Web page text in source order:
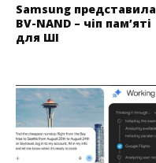
Samsung представила
BV-NAND – чіп пам’яті
для ШІ